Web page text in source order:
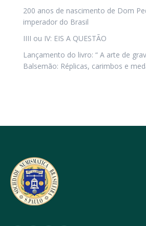
200 anos de nascimento de Dom
imperador do Brasil
IIII ou IV: EIS A QUESTÃO
Lançamento do livro: “ A arte de
Balsemão: Réplicas, carimbos e